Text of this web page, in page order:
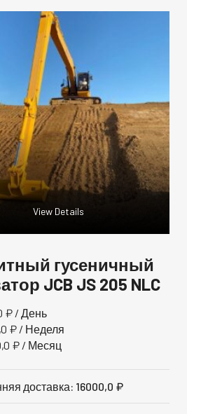
View Details
гусеничный
JCB JS 205 NLC
₽ / День
₽ / Неделя
₽ / Месяц
доставка: 16000,0 ₽